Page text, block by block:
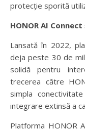
protecție sporită
HONOR AI
Lansată în 2022,
deja peste 30 de
solidă pentru
trecerea către
simpla
integrare extinsă a
Platforma HONOR